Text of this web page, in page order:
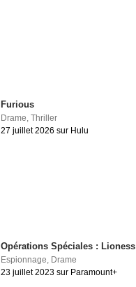
Furious
Drame,Thriller
27 juillet 2026 sur Hulu
Opérations Spéciales : Lioness
Espionnage, Drame
23 juillet 2023 sur Paramount+